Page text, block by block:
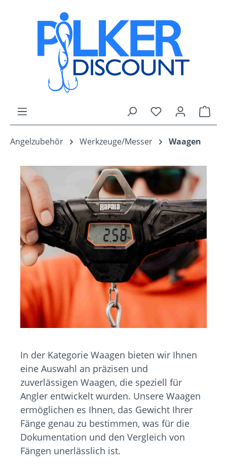
Zum Hauptinhalt springen
Du hast 0
Angelzubehör Werkzeuge/Messer Waagen
In der Kategorie Waagen bieten wir Ihnen
eine Auswahl an präzisen und
zuverlässigen Waagen, die speziell für
Angler entwickelt wurden. Unsere Waagen
ermöglichen es Ihnen, das Gewicht Ihrer
Fänge genau zu bestimmen, was für die
Dokumentation und den Vergleich von
Fängen unerlässlich ist.